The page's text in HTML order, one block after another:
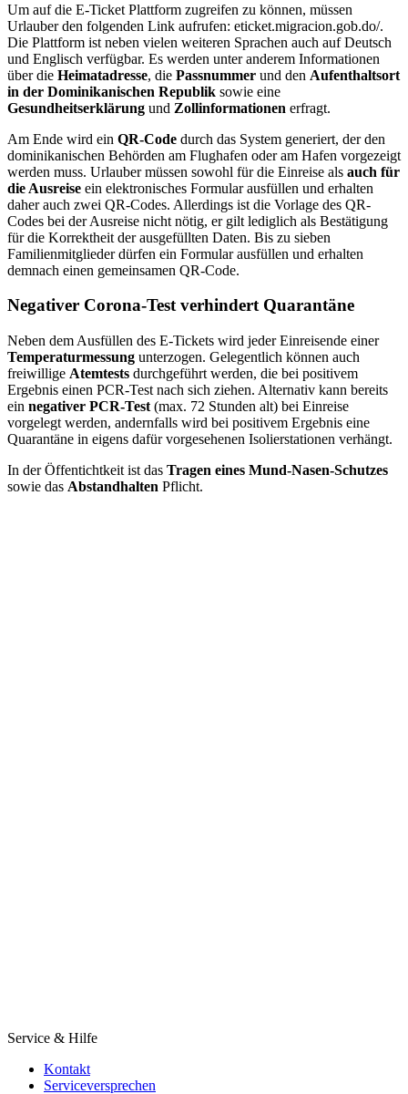
Um auf die E-Ticket Plattform zugreifen zu können, müssen
Urlauber den folgenden Link aufrufen: eticket.migracion.gob.do/.
Die Plattform ist neben vielen weiteren Sprachen auch auf Deutsch
und Englisch verfügbar. Es werden unter anderem Informationen
über die Heimatadresse, die Passnummer und den Aufenthaltsort
in der Dominikanischen Republik sowie eine
Gesundheitserklärung und Zollinformationen erfragt.
Am Ende wird ein QR-Code durch das System generiert, der den
dominikanischen Behörden am Flughafen oder am Hafen vorgezeigt
werden muss. Urlauber müssen sowohl für die Einreise als auch für
die Ausreise ein elektronisches Formular ausfüllen und erhalten
daher auch zwei QR-Codes. Allerdings ist die Vorlage des QR-
Codes bei der Ausreise nicht nötig, er gilt lediglich als Bestätigung
für die Korrektheit der ausgefüllten Daten. Bis zu sieben
Familienmitglieder dürfen ein Formular ausfüllen und erhalten
demnach einen gemeinsamen QR-Code.
Negativer Corona-Test verhindert Quarantäne
Neben dem Ausfüllen des E-Tickets wird jeder Einreisende einer
Temperaturmessung unterzogen. Gelegentlich können auch
freiwillige Atemtests durchgeführt werden, die bei positivem
Ergebnis einen PCR-Test nach sich ziehen. Alternativ kann bereits
ein negativer PCR-Test (max. 72 Stunden alt) bei Einreise
vorgelegt werden, andernfalls wird bei positivem Ergebnis eine
Quarantäne in eigens dafür vorgesehenen Isolierstationen verhängt.
In der Öffentichtkeit ist das Tragen eines Mund-Nasen-Schutzes
sowie das Abstandhalten Pflicht.
Service & Hilfe
Kontakt
Serviceversprechen